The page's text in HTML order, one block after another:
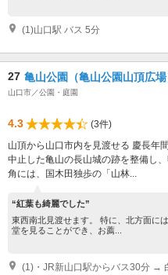
(1)山口駅 バス 5分
27 亀山公園（亀山公園山頂広場
山口市／公園・庭園
4.3
(3件)
山頂から山口市内を見渡せる 慶長年
中止した亀山の長山城の跡を整備し
角には、国木田独歩の「山林...
“紅葉も綺麗でした”
東西南北見渡せます。 特に、北方面に
堂を見ることができ、お薦...